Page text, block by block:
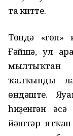
та китте.
Төндә «гөп»
Ғәйшә, ул
ҡалҡынды
өндәште.
һиҙенгән
йәштәр